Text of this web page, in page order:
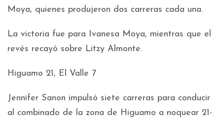
Moya, quienes produjeron dos carreras cada una.
La victoria fue para Ivanesa Moya, mientras que el
revés recayó sobre Litzy Almonte.
Higuamo 21, El Valle 7
Jennifer Sanon impulsó siete carreras para conducir
al combinado de la zona de Higuamo a noquear 21-